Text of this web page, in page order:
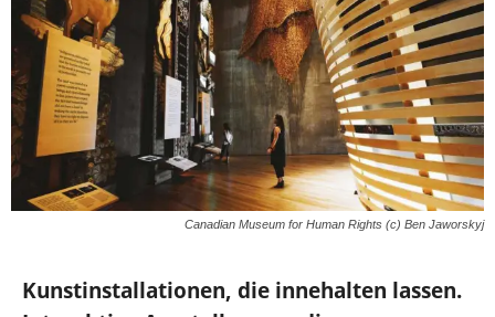
Canadian Museum for Human Rights (c) Ben Jaworskyj
Kunstinstallationen, die innehalten lassen.